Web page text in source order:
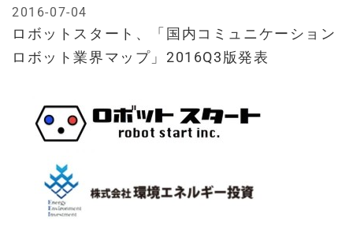
ロボットスタート、「国内コミュニケーション
ロボット業界マップ」2016Q3版発表
2016-07-04